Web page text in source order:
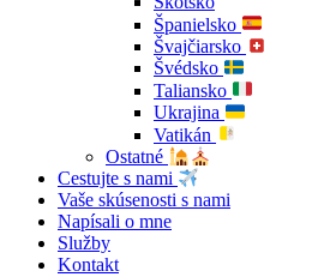
Španielsko
Švajčiarsko
Švédsko
Taliansko
Ukrajina
Vatikán
Ostatné
Cestujte s nami
Vaše skúsenosti s nami
Napísali o mne
Služby
Kontakt